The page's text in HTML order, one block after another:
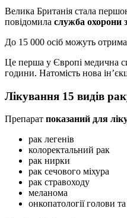
Велика Британія стала
повідомила служба охорони
До 15 000 осіб можуть
Це перша у Європі медична
години. Натомість нова
Лікування 15 видів
Препарат показаний для
рак легенів
колоректальний рак
рак нирки
рак сечового міхура
рак стравоходу
меланома
онкопатології голови